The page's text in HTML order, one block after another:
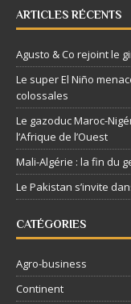
ARTICLES RÉCENTS
Agusto & Co rejoint le
Le super El Niño
colossales
Le gazoduc Maroc-
l’Afrique de l’Ouest
Mali-Algérie : la fin du
Le Pakistan s’invite
CATÉGORIES
Agro-business
Continent